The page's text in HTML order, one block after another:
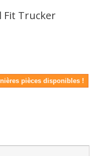
Fit Trucker
pièces disponibles !